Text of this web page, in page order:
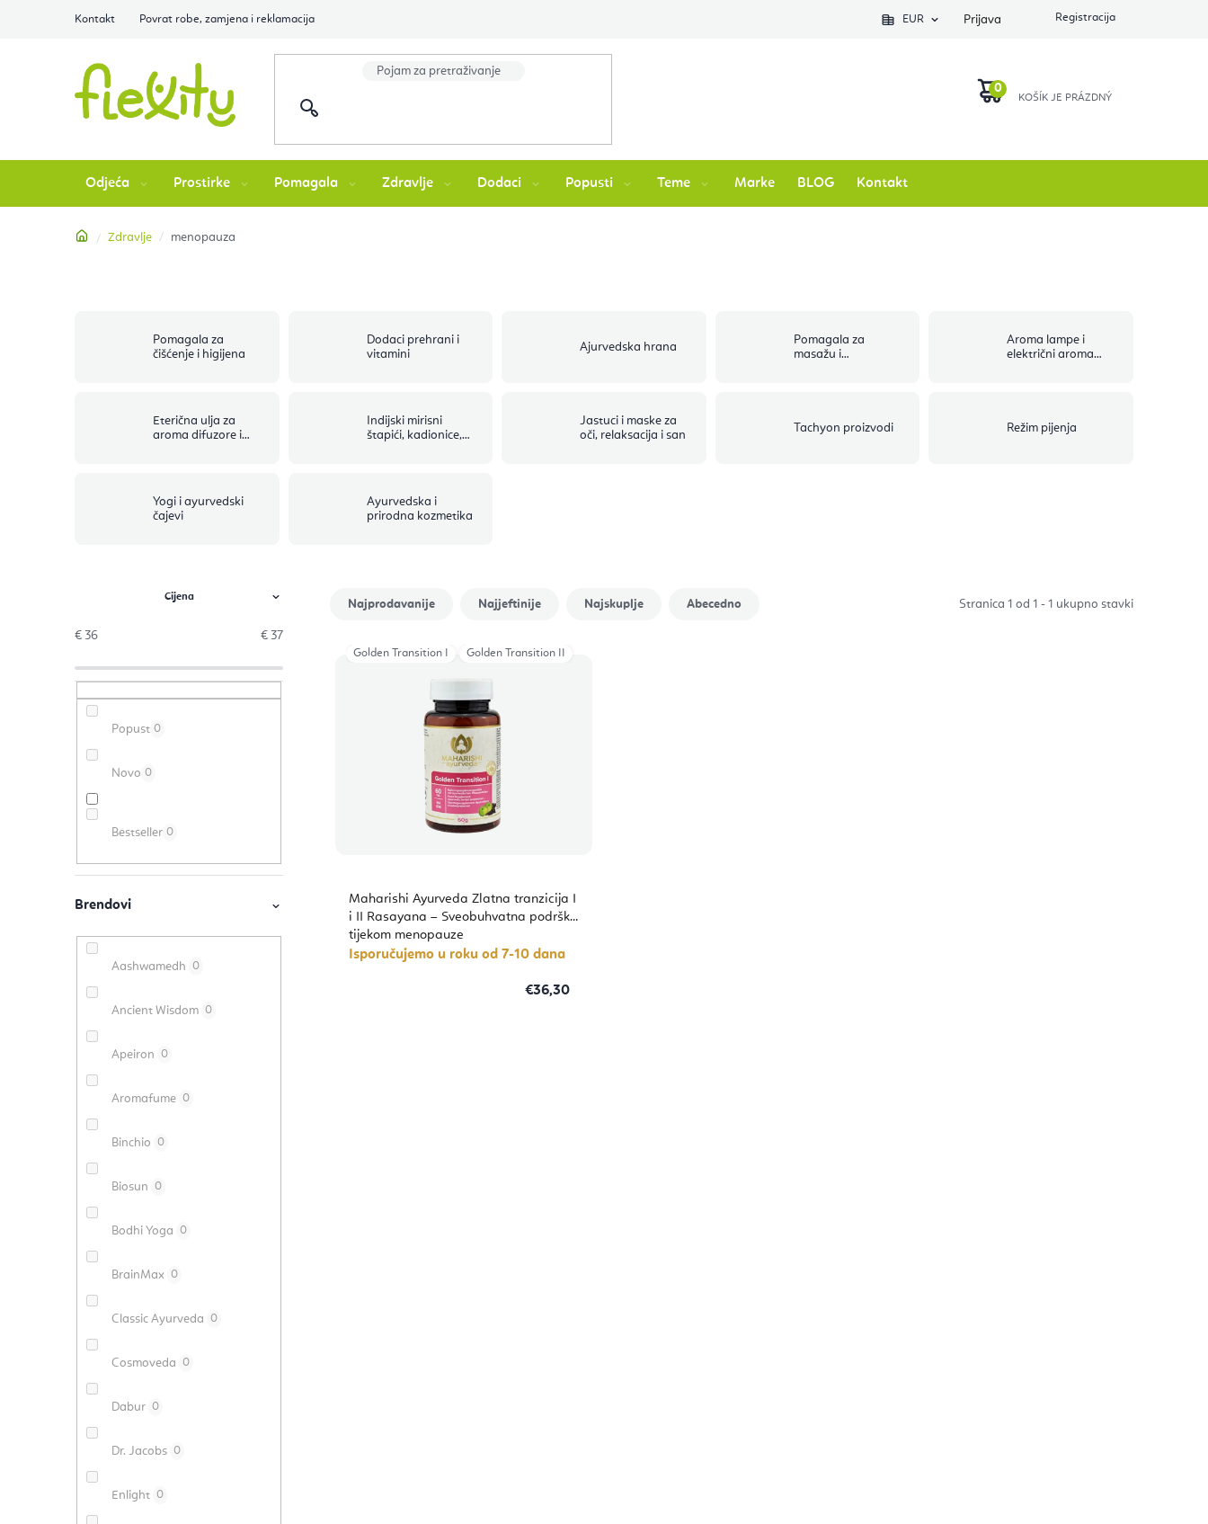
Kontakt Povrat robe, zamjena i reklamacija EUR Prijava
Odjeća Prostirke Pomagala Zdravlje Dodaci Popusti Teme Marke BLOG Kontakt
Početna
Zdravlje menopauza
Pomagala za
čišćenje i higijena
Dodaci prehrani i
vitamini
Ajurvedska hrana
Pomagala za
masažu i
Aroma lampe i
električni aroma
Eterična ulja za
aroma difuzore i
Indijski mirisni
štapići, kadionice,
Jastuci i maske za
oči, relaksacija i san
Tachyon proizvodi Režim pijenja
Yogi i ayurvedski
čajevi
Ayurvedska i
prirodna kozmetika
o
č
n
k
a
€ 36 € 37
Popust 0
Novo 0
Bestseller 0
Aashwamedh 0
Ancient Wisdom 0
Apeiron 0
Aromafume 0
Binchio 0
Biosun 0
Bodhi Yoga 0
BrainMax 0
Classic Ayurveda 0
Cosmoveda 0
Dabur 0
Dr. Jacobs 0
Enlight 0
Stranica 1 od 1 - 1 ukupno stavki
Najprodavanije Najjeftinije Najskuplje Abecedno
Maharishi Ayurveda Zlatna tranzicija I
i II Rasayana – Sveobuhvatna podrška
tijekom menopauze
Isporučujemo u roku od 7-10 dana
€36,30
Golden Transition I Golden Transition II